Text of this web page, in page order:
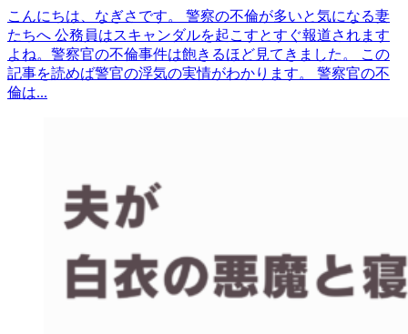
こんにちは、なぎさです。 警察の不倫が多いと気になる妻
たちへ 公務員はスキャンダルを起こすとすぐ報道されます
よね。警察官の不倫事件は飽きるほど見てきました。 この
記事を読めば警官の浮気の実情がわかります。 警察官の不
倫は...